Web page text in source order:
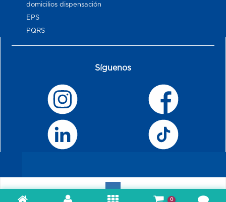
domicilios dispensación
EPS
PQRS
Síguenos
0